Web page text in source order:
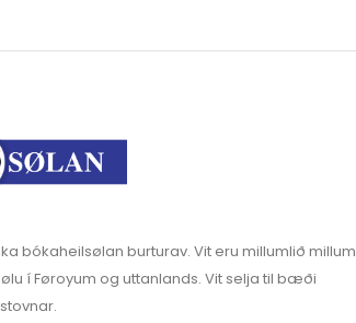
bókaheilsølan burturav. Vit eru millumlið millum
í Føroyum og uttanlands. Vit selja til bæði